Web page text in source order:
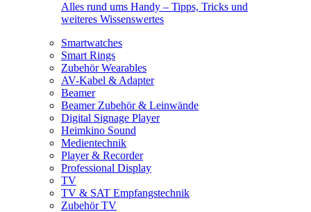
Alles rund ums Handy – Tipps, Tricks und
weiteres Wissenswertes
Smartwatches
Smart Rings
Zubehör Wearables
AV-Kabel & Adapter
Beamer
Beamer Zubehör & Leinwände
Digital Signage Player
Heimkino Sound
Medientechnik
Player & Recorder
Professional Display
TV
TV & SAT Empfangstechnik
Zubehör TV